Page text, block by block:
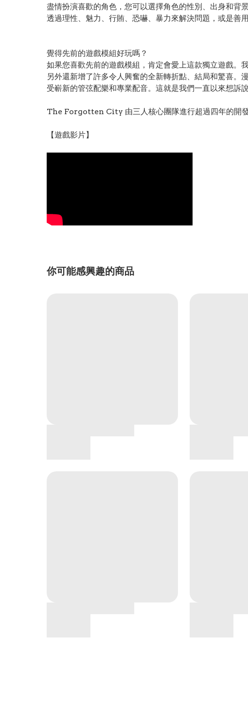
盡情扮演喜歡的角色，您可以選擇角色的性別、出身和背
透過理性、魅力、行賄、恐嚇、暴力來解決問題，或是善
覺得先前的遊戲模組好玩嗎？
如果您喜歡先前的遊戲模組，肯定會愛上這款獨立遊戲。
另外還新增了許多令人興奮的全新轉折點、結局和驚喜
受嶄新的管弦配樂和專業配音。這就是我們一直以來想訴
The Forgotten City 由三人核心團隊進行超過四年的開發
【遊戲影片】
你可能感興趣的商品